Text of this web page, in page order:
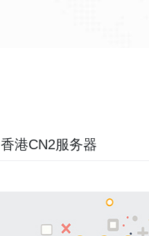
香港CN2服务器